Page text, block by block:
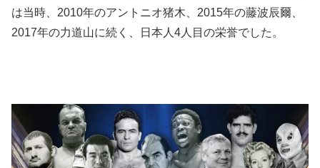
は当時、2010年のアントニオ猪木、2015年の藤波辰爾、
2017年の力道山に続く、日本人4人目の栄誉でした。